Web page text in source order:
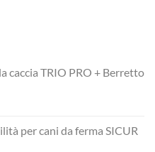
caccia TRIO PRO + Berretto
per cani da ferma SICUR